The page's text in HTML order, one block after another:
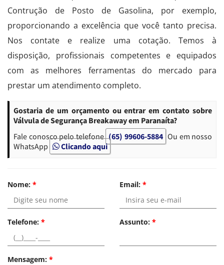
Contrução de Posto de Gasolina, por exemplo,
proporcionando a excelência que você tanto precisa.
Nos contate e realize uma cotação. Temos à
disposição, profissionais competentes e equipados
com as melhores ferramentas do mercado para
prestar um atendimento completo.
Gostaria de um orçamento ou entrar em contato sobre
Válvula de Segurança Breakaway em Paranaíta?
Fale conosco pelo telefone (65) 99606-5884 Ou em nosso
WhatsApp
Clicando aqui
Nome: * Email: *
Telefone: * Assunto: *
Mensagem: *